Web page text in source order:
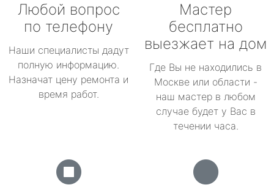
Любой вопрос
по телефону
Наши специалисты дадут
полную информацию.
Назначат цену ремонта и
время работ.
Мастер
бесплатно
выезжает на дом
Где Вы не находились в
Москве или области -
наш мастер в любом
случае будет у Вас в
течении часа.